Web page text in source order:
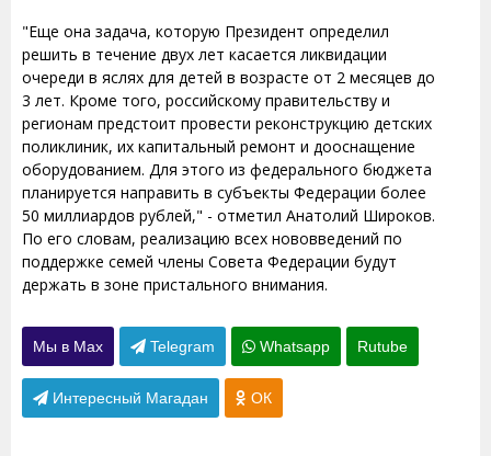
"Еще она задача, которую Президент определил
решить в течение двух лет касается ликвидации
очереди в яслях для детей в возрасте от 2 месяцев до
3 лет. Кроме того, российскому правительству и
регионам предстоит провести реконструкцию детских
поликлиник, их капитальный ремонт и дооснащение
оборудованием. Для этого из федерального бюджета
планируется направить в субъекты Федерации более
50 миллиардов рублей," - отметил Анатолий Широков.
По его словам, реализацию всех нововведений по
поддержке семей члены Совета Федерации будут
держать в зоне пристального внимания.
Мы в Max Telegram Whatsapp Rutube
Интересный Магадан ОК